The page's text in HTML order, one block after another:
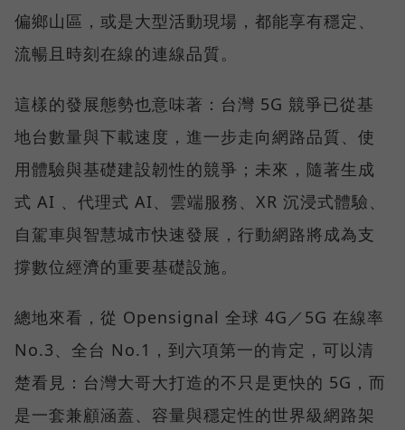
偏鄉山區，或是大型活動現場，都能享有穩定、
流暢且時刻在線的連線品質。
這樣的發展態勢也意味著：台灣 5G 競爭已從基
地台數量與下載速度，進一步走向網路品質、使
用體驗與基礎建設韌性的競爭；未來，隨著生成
式 AI 、代理式 AI、雲端服務、XR 沉浸式體驗、
自駕車與智慧城市快速發展，行動網路將成為支
撐數位經濟的重要基礎設施。
總地來看，從 Opensignal 全球 4G／5G 在線率
No.3、全台 No.1，到六項第一的肯定，可以清
楚看見：台灣大哥大打造的不只是更快的 5G，而
是一套兼顧涵蓋、容量與穩定性的世界級網路架